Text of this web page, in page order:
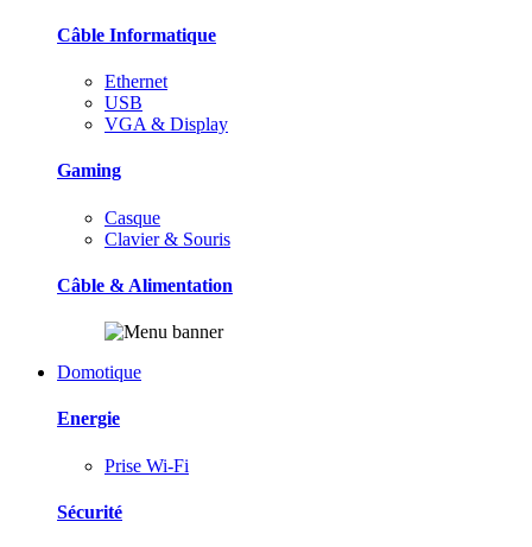
Câble Informatique
Ethernet
USB
VGA & Display
Gaming
Casque
Clavier & Souris
Câble & Alimentation
Domotique
Energie
Prise Wi-Fi
Sécurité